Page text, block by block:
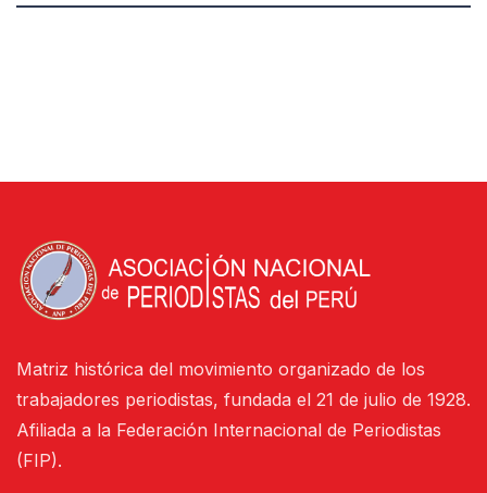
Matriz histórica del movimiento organizado de los
trabajadores periodistas, fundada el 21 de julio de 1928.
Afiliada a la Federación Internacional de Periodistas
(FIP).